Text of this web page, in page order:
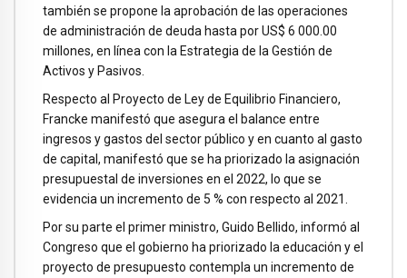
también se propone la aprobación de las operaciones
de administración de deuda hasta por US$ 6 000.00
millones, en línea con la Estrategia de la Gestión de
Activos y Pasivos.
Respecto al Proyecto de Ley de Equilibrio Financiero,
Francke manifestó que asegura el balance entre
ingresos y gastos del sector público y en cuanto al gasto
de capital, manifestó que se ha priorizado la asignación
presupuestal de inversiones en el 2022, lo que se
evidencia un incremento de 5 % con respecto al 2021.
Por su parte el primer ministro, Guido Bellido, informó al
Congreso que el gobierno ha priorizado la educación y el
proyecto de presupuesto contempla un incremento de